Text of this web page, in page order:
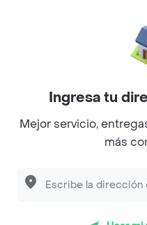
©2026Rappi
Ingresa tu
Mejor servicio,
más